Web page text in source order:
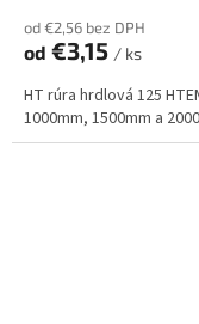
od €2,56 bez DPH
od €3,15 / ks
HT rúra hrdlová 125
1000mm, 1500mm a